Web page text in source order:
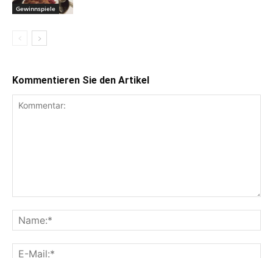
Gewinnspiele
Kommentieren Sie den Artikel